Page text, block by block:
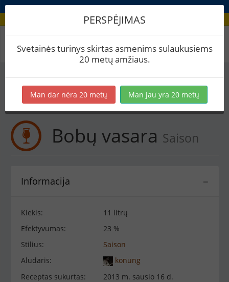
Receptas / Bobų vasara
Virimai (1)
BeerXML
Bobų vasara Saison
−
Informacija
Kiekis:
11 litrų
Efektyvumas:
23 %
Stilius:
Saison
Aludaris:
konung
Receptas sukurtas:
2013 m. sausio 16 d.
PERSPĖJIMAS
Svetainės turinys skirtas asmenims sulaukusiems
20 metų amžiaus.
Man dar nėra 20 metų Man jau yra 20 metų